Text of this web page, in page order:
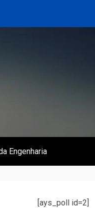
Engenharia
[ays_poll id=2]